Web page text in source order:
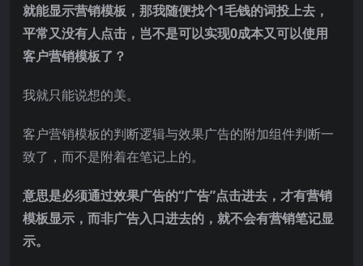
就能显示营销模板，那我随便找个1毛钱的词投上去，
平常又没有人点击，岂不是可以实现0成本又可以使用
客户营销模板了？
我就只能说想的美。
客户营销模板的判断逻辑与效果广告的附加组件判断一
致了，而不是附着在笔记上的。
意思是必须通过效果广告的“广告”点击进去，才有营销
模板显示，而非广告入口进去的，就不会有营销笔记显
示。